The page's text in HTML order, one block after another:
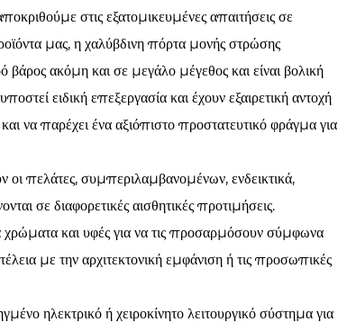
στις εξατομικευμένες απαιτήσεις σε
μας, η χαλύβδινη πόρτα μονής στρώσης
βάρος ακόμη και σε μεγάλο μέγεθος και είναι βολική
ειδική επεξεργασία και έχουν εξαιρετική αντοχή
να παρέχει ένα αξιόπιστο προστατευτικό φράγμα για
πελάτες, συμπεριλαμβανομένων, ενδεικτικά,
σε διαφορετικές αισθητικές προτιμήσεις.
και υφές για να τις προσαρμόσουν σύμφωνα
με την αρχιτεκτονική εμφάνιση ή τις προσωπικές
ηλεκτρικό ή χειροκίνητο λειτουργικό σύστημα για